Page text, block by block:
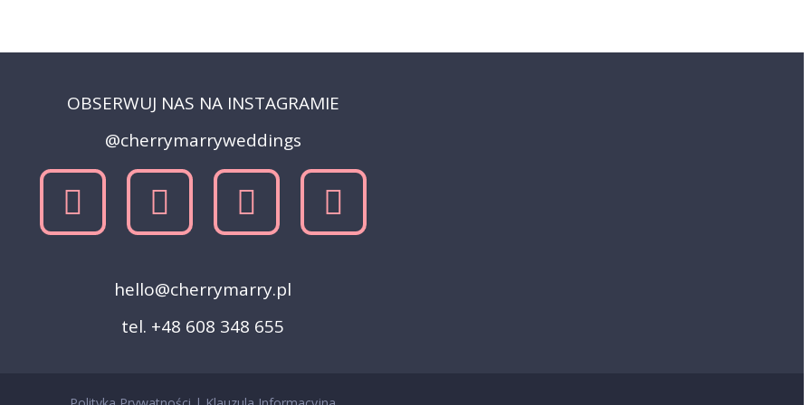
OBSERWUJ NAS NA INSTAGRAMIE
@cherrymarryweddings
hello@cherrymarry.pl
tel. +48 608 348 655